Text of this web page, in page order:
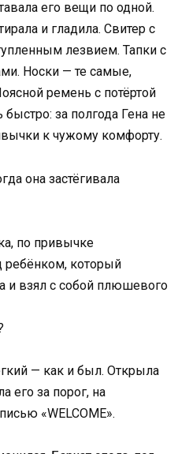
его вещи по одной.
и гладила. Свитер с
лезвием. Тапки с
Носки — те самые,
ремень с потёртой
за полгода Гена не
к чужому комфорту.
она застёгивала
по привычке
ребёнком, который
и взял с собой плюшевого
— как и был. Открыла
его за порог, на
«WELCOME».